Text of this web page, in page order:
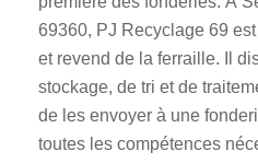
69360, PJ Recyclage 69
et revend de la ferraille. Il
stockage, de tri et de
de les envoyer à une
toutes les compétences